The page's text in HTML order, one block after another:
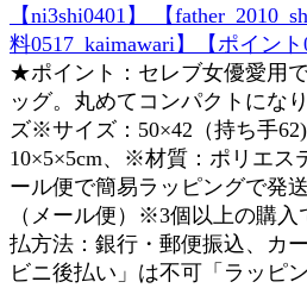
【ni3shi0401】 【
料0517_kaimawari】【ポイント
★ポイント：セレブ女優愛用
ッグ。丸めてコンパクトにな
ズ※サイズ：50×42（持ち手
10×5×5cm、※材質：ポリエス
ール便で簡易ラッピングで発
（メール便）※3個以上の購
払方法：銀行・郵便振込、
ビニ後払い」は不可「ラッピ